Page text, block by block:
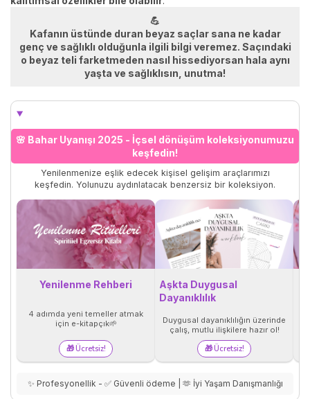
💪
Kafanın üstünde duran beyaz saçlar sana ne kadar
genç ve sağlıklı olduğunla ilgili bilgi veremez. Saçındaki
o beyaz teli farketmeden nasıl hissediyorsan hala aynı
yaşta ve sağlıklısın, unutma!
🌸 Bahar Uyanışı 2025 - İçsel dönüşüm koleksiyonumuzu
keşfedin!
Yenilenmenize eşlik edecek kişisel gelişim araçlarımızı
keşfedin. Yolunuzu aydınlatacak benzersiz bir koleksiyon.
Yenilenme Rehberi
4 adımda yeni temeller atmak
için e-kitapçık🌱
🎁 Ücretsiz!
Aşkta Duygusal
Dayanıklılık
Duygusal dayanıklılığın üzerinde
çalış, mutlu ilişkilere hazır ol!
🎁 Ücretsiz!
✨ Profesyonellik - ✅ Güvenli ödeme | 🫶 İyi Yaşam Danışmanlığı